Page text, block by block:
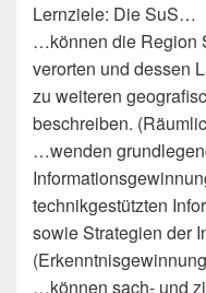
Lernziele: Die SuS…
…können die Region
verorten und dessen
zu weiteren
beschreiben.
…wenden
technikgestützten
sowie Strategien der
…können sach- und